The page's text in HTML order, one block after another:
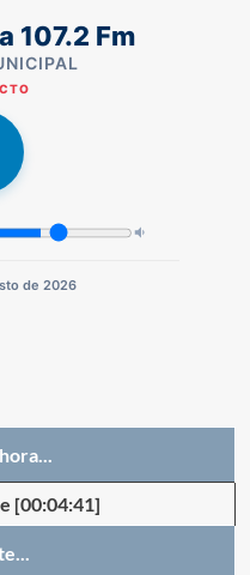
107.2 Fm
de 2026
[00:04:41]